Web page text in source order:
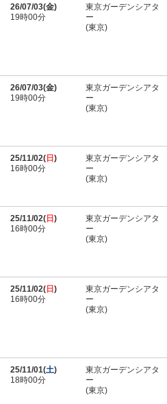
26/07/03(金)
19時00分
東京ガーデンシアタ
ー
(東京)
26/07/03(金)
19時00分
東京ガーデンシアタ
ー
(東京)
25/11/02( 日 )
16時00分
東京ガーデンシアタ
ー
(東京)
25/11/02( 日 )
16時00分
東京ガーデンシアタ
ー
(東京)
25/11/02( 日 )
16時00分
東京ガーデンシアタ
ー
(東京)
25/11/01(土)
18時00分
東京ガーデンシアタ
ー
(東京)